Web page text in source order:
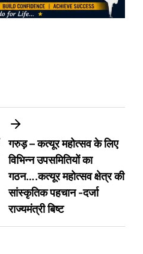
गरुड़ – कत्यूर महोत्सव के लिए
विभिन्न उपसमितियों का
गठन….कत्यूर महोत्सव क्षेत्र की
सांस्कृतिक पहचान -दर्जा
राज्यमंत्री बिष्ट